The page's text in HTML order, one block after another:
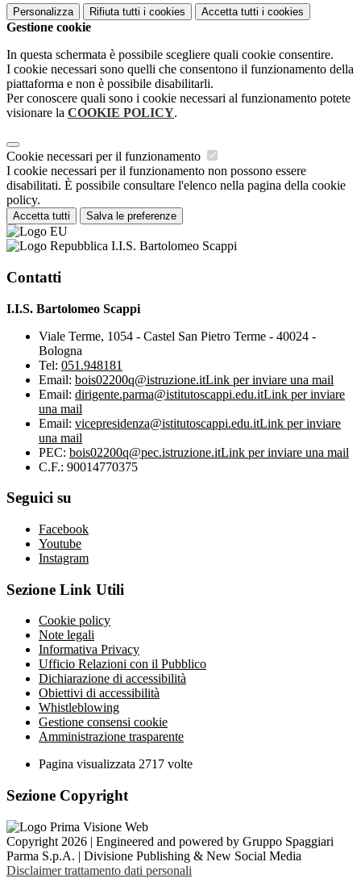
Personalizza Rifiuta tutti i cookies Accetta tutti i cookies
Gestione cookie
In questa schermata è possibile scegliere quali cookie consentire.
I cookie necessari sono quelli che consentono il funzionamento della
piattaforma e non è possibile disabilitarli.
Per conoscere quali sono i cookie necessari al funzionamento potete
visionare la COOKIE POLICY.
Cookie necessari per il funzionamento
I cookie necessari per il funzionamento non possono essere
disabilitati. È possibile consultare l'elenco nella pagina della cookie
policy.
Accetta tutti Salva le preferenze
I.I.S. Bartolomeo Scappi
Contatti
I.I.S. Bartolomeo Scappi
Viale Terme, 1054 - Castel San Pietro Terme - 40024 -
Bologna
Tel: 051.948181
Email: bois02200q@istruzione.itLink per inviare una mail
Email: dirigente.parma@istitutoscappi.edu.itLink per inviare
una mail
Email: vicepresidenza@istitutoscappi.edu.itLink per inviare
una mail
PEC: bois02200q@pec.istruzione.itLink per inviare una mail
C.F.: 90014770375
Seguici su
Facebook
Youtube
Instagram
Sezione Link Utili
Cookie policy
Note legali
Informativa Privacy
Ufficio Relazioni con il Pubblico
Dichiarazione di accessibilità
Obiettivi di accessibilità
Whistleblowing
Gestione consensi cookie
Amministrazione trasparente
Pagina visualizzata 2717 volte
Sezione Copyright
Copyright 2026 | Engineered and powered by Gruppo Spaggiari
Parma S.p.A. | Divisione Publishing & New Social Media
Disclaimer trattamento dati personali